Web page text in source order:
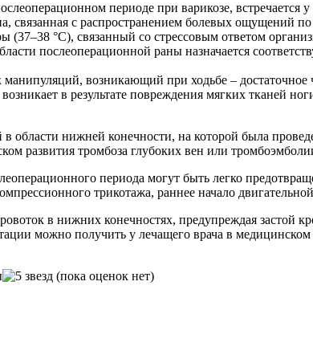
периоде при варикозе, встречается
связанная с распространением болевых ощущений
(37–38 °C), связанный со стрессовым ответом
послеоперационной раны назначается
возникающий при ходьбе –
в результате повреждения мягких
нижней конечности, на которой была
развития тромбоза глубоких вен или
периода могут быть легко
трикотажа, раннее начало
в нижних конечностях, предупреждая застой
можно получить у лечащего врача в медицинском
(пока оценок нет)